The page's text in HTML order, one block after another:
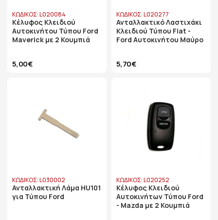
ΚΩΔΙΚΟΣ: L020084
Κέλυφος Κλειδιού
Αυτοκινήτου Τύπου Ford
Maverick με 2 Κουμπιά
5,00€
ΚΩΔΙΚΟΣ: L020277
Ανταλλακτικό Λαστιχάκι
Κλειδιού Τύπου Fiat -
Ford Αυτοκινήτου Μαύρο
5,70€
ΚΩΔΙΚΟΣ: L030002
Ανταλλακτική Λάμα HU101
για Τύπου Ford
ΚΩΔΙΚΟΣ: L020252
Κέλυφος Κλειδιού
Αυτοκινήτων Τύπου Ford
- Mazda με 2 Κουμπιά